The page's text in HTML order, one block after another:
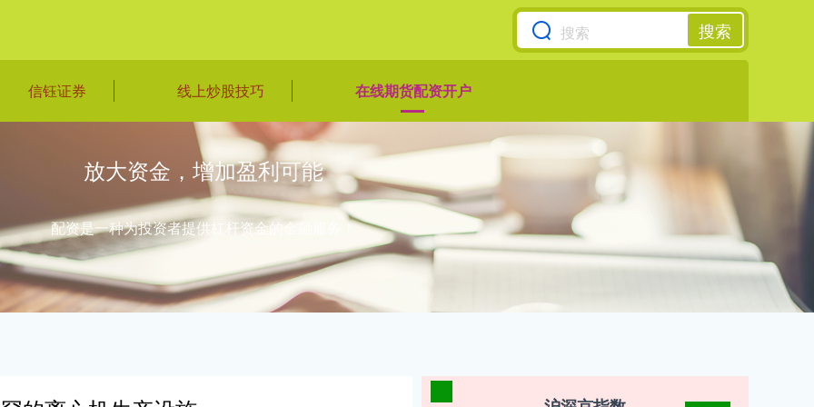
搜索
信钰证券 线上炒股技巧 在线期货配资开户
放大资金，增加盈利可能
配资是一种为投资者提供杠杆资金的金融服务！